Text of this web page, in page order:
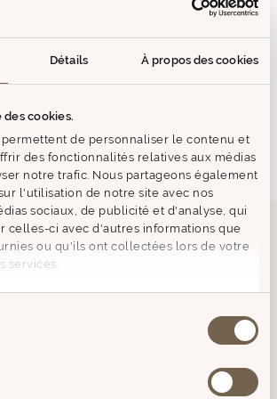
Détails À propos des cookies
cookies.
permettent de personnaliser le contenu et
des fonctionnalités relatives aux médias
notre trafic. Nous partageons également
l'utilisation de notre site avec nos
sociaux, de publicité et d'analyse, qui
celles-ci avec d'autres informations que
ou qu'ils ont collectées lors de votre
services.
SIMILAIRES
Prix
de
vente
Prix
de
L'EAU DE PARFUM
POURPRE
- Un parfum floral